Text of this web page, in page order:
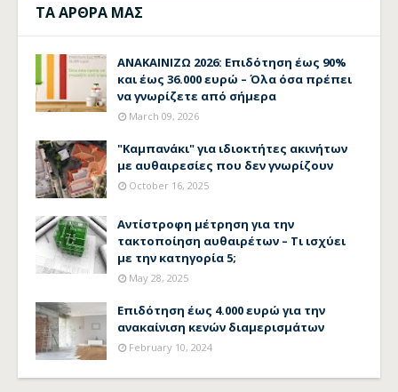
ΤΑ ΑΡΘΡΑ ΜΑΣ
ΑΝΑΚΑΙΝΙΖΩ 2026: Επιδότηση έως 90%
και έως 36.000 ευρώ – Όλα όσα πρέπει
να γνωρίζετε από σήμερα
March 09, 2026
"Καμπανάκι" για ιδιοκτήτες ακινήτων
με αυθαιρεσίες που δεν γνωρίζουν
October 16, 2025
Αντίστροφη μέτρηση για την
τακτοποίηση αυθαιρέτων – Τι ισχύει
με την κατηγορία 5;
May 28, 2025
Επιδότηση έως 4.000 ευρώ για την
ανακαίνιση κενών διαμερισμάτων
February 10, 2024